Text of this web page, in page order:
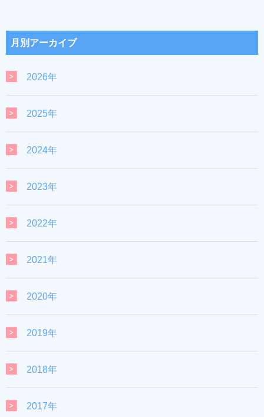
月別アーカイブ
2026年
2025年
2024年
2023年
2022年
2021年
2020年
2019年
2018年
2017年